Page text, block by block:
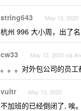
string643 May 13, 2020
杭州 996 大小周，出了
cw33 May 13, 2020 via
。。。对外包公司的员
vultr May 13, 2020
不加班的已经倒闭了, 唉。